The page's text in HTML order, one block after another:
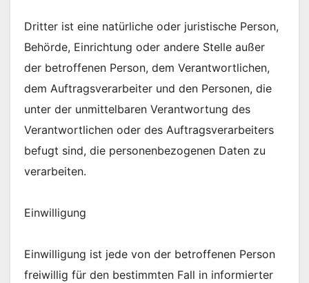
Dritter ist eine natürliche oder juristische Person,
Behörde, Einrichtung oder andere Stelle außer
der betroffenen Person, dem Verantwortlichen,
dem Auftragsverarbeiter und den Personen, die
unter der unmittelbaren Verantwortung des
Verantwortlichen oder des Auftragsverarbeiters
befugt sind, die personenbezogenen Daten zu
verarbeiten.
Einwilligung
Einwilligung ist jede von der betroffenen Person
freiwillig für den bestimmten Fall in informierter